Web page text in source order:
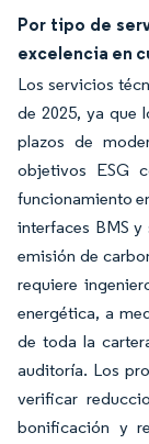
Por tipo de
excelencia en
Los servicios
de 2025, ya que
plazos de
objetivos ESG
funcionamiento
interfaces BMS
emisión de
requiere
energética, a
de toda la
auditoría. Los
verificar
bonificación y